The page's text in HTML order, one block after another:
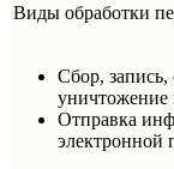
Виды обработки
Сбор, запись,
уничтожение
Отправка
электронной